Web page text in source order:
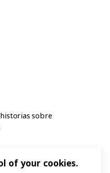
sobre
of your cookies.